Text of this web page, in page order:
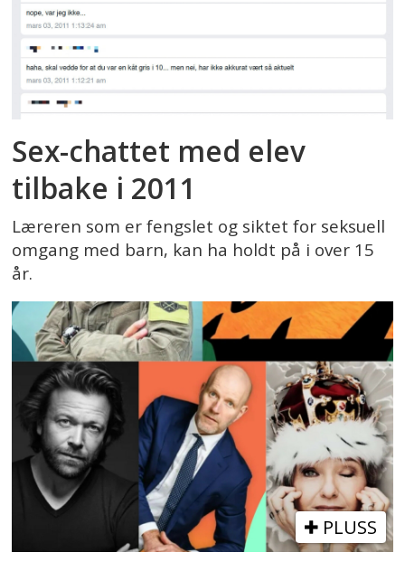
Sex-chattet med elev
tilbake i 2011
Læreren som er fengslet og siktet for seksuell
omgang med barn, kan ha holdt på i over 15
år.
PLUSS